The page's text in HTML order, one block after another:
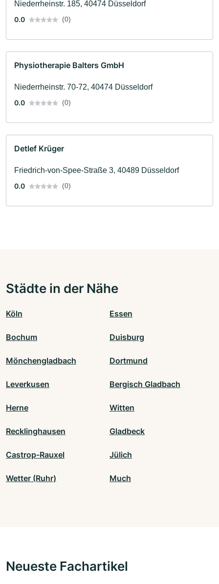
Niederrheinstr. 185, 40474 Düsseldorf
0.0
(0)
Physiotherapie Balters GmbH
Niederrheinstr. 70-72, 40474 Düsseldorf
0.0
(0)
Detlef Krüger
Friedrich-von-Spee-Straße 3, 40489 Düsseldorf
0.0
(0)
Städte in der Nähe
Köln Essen
Bochum Duisburg
Mönchengladbach Dortmund
Leverkusen Bergisch Gladbach
Herne Witten
Recklinghausen Gladbeck
Castrop-Rauxel Jülich
Wetter (Ruhr) Much
Neueste Fachartikel